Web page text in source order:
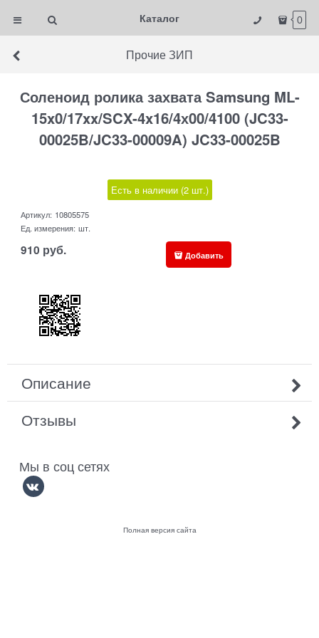
Каталог 0
Прочие ЗИП
Соленоид ролика захвата Samsung ML-
15x0/17xx/SCX-4x16/4х00/4100 (JC33-
00025B/JC33-00009A) JC33-00025B
Есть в наличии (2 шт.)
Артикул: 10805575
Ед. измерения: шт.
910 руб. Добавить
Описание
Отзывы
Мы в соц сетях
Полная версия сайта